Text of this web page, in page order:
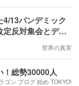
13パンデミック
反対集会とデモ
集まってついに声
世界の真実
！総勢30000人
ゴン ブログ 始め TOKYO!